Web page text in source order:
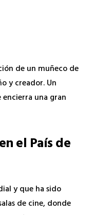
de un muñeco de
y creador. Un
una gran
el País de
y que ha sido
de cine, donde